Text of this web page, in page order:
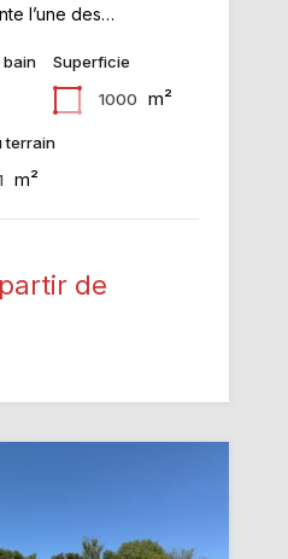
l’une des…
bain
Superficie
1000
m²
terrain
m²
de